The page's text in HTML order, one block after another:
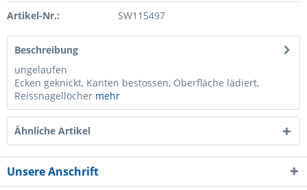
Artikel-Nr.: SW115497
Beschreibung
ungelaufen
Ecken geknickt, Kanten bestossen, Oberfläche lädiert,
Reissnagellöcher mehr
Ähnliche Artikel
Unsere Anschrift